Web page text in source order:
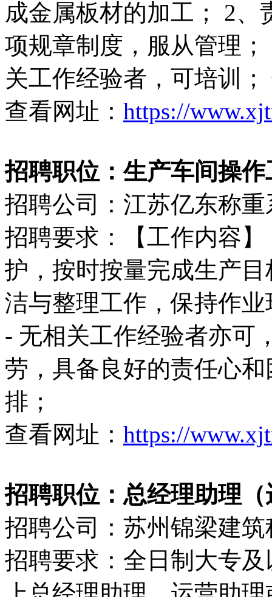
成金属板材的加工； 2
项规章制度，服从管理
关工作经验者，可培训
查看网址： https://
招聘职位：生产车间操
招聘公司：江苏亿东称
招聘要求：【工作内容
护，按时按量完成生产
洁与整理工作，保持作
- 无相关工作经验者亦可
劳，具备良好的责任心
排；
查看网址： https://
招聘职位：总经理助理
招聘公司：苏州锦梁建
招聘要求：全日制大专